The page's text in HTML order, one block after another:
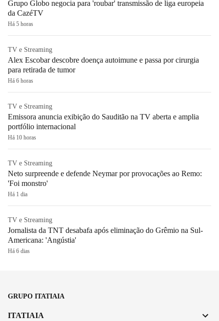
Grupo Globo negocia para 'roubar' transmissão de liga europeia
da CazéTV
Há 5 horas
TV e Streaming
Alex Escobar descobre doença autoimune e passa por cirurgia
para retirada de tumor
Há 6 horas
TV e Streaming
Emissora anuncia exibição do Sauditão na TV aberta e amplia
portfólio internacional
Há 10 horas
TV e Streaming
Neto surpreende e defende Neymar por provocações ao Remo:
'Foi monstro'
Há 1 dia
TV e Streaming
Jornalista da TNT desabafa após eliminação do Grêmio na Sul-
Americana: 'Angústia'
Há 6 dias
GRUPO ITATIAIA
ITATIAIA